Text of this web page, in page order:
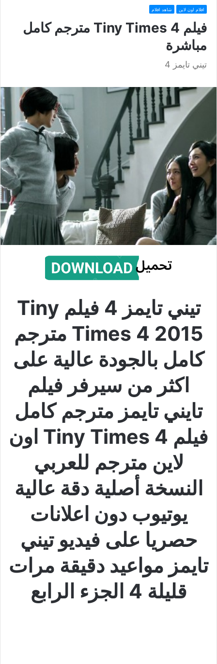
افلام اون لاين شاهد افلام
فيلم Tiny Times 4 مترجم كامل
مباشرة
تيني تايمز 4
تيني تايمز 4 فيلم Tiny
Times 4 2015 مترجم
كامل بالجودة عالية على
اكثر من سيرفر فيلم
تايني تايمز مترجم كامل
فيلم Tiny Times 4 اون
لاين مترجم للعربي
النسخة أصلية دقة عالية
يوتيوب دون اعلانات
حصريا على فيديو تيني
تايمز مواعيد دقيقة مرات
قليلة 4 الجزء الرابع